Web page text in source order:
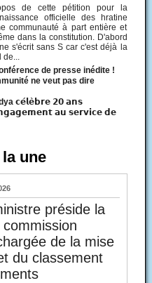
de cette pétition pour la
officielle des hratine
communauté à part entière et
dans la constitution. D'abord
s'écrit sans S car c'est déjà la
de...
de presse inédite !
ne veut pas dire
𝗰𝗲́𝗹𝗲̀𝗯𝗿𝗲 𝟮𝟬 𝗮𝗻𝘀
𝗮𝘂 𝘀𝗲𝗿𝘃𝗶𝗰𝗲 𝗱𝗲
une
préside la
de la mise
du classement